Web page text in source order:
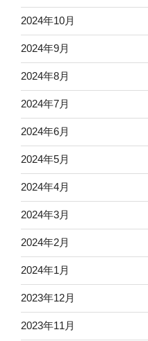
2024年10月
2024年9月
2024年8月
2024年7月
2024年6月
2024年5月
2024年4月
2024年3月
2024年2月
2024年1月
2023年12月
2023年11月